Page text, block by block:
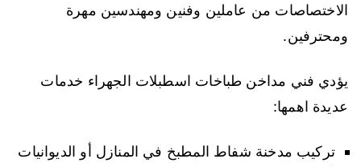
الاختصاصات من عاملين وفنين ومهندسين مهرة
ومحترفين.
يؤدي فني مداخن طباخات اسطبلات الجهراء خدمات
عديدة اهمها:
تركيب مدخنة شفاط المطبخ في المنازل أو الديوانيات